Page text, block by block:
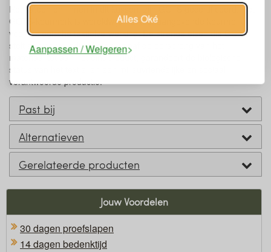
Alles Oké
Aanpassen / Weigeren
Het katoen en linnen in dit kussen, zijn GOTS gecertificeerd. Het
GOTS-keurmerk is wereldwijd het toonaangevende keurmerk
voor biologische textielverwerking. De strenge eisen die GOTS
stelt aan de volledige keten, vanaf de oorsprong van het
materiaal tot aan het eindproduct, garandeert de biologische
status van het textiel en een milieuvriendelijke en sociaal
verantwoorde productie.
Past bij
Alternatieven
Gerelateerde producten
Jouw Voordelen
30 dagen proefslapen
14 dagen bedenktijd